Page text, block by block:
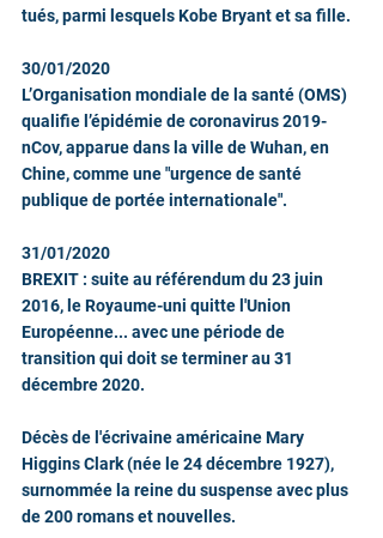
tués, parmi lesquels Kobe Bryant et sa fille.
30/01/2020
L’Organisation mondiale de la santé (OMS)
qualifie l’épidémie de coronavirus 2019-
nCov, apparue dans la ville de Wuhan, en
Chine, comme une "urgence de santé
publique de portée internationale".
31/01/2020
BREXIT : suite au référendum du 23 juin
2016, le Royaume-uni quitte l'Union
Européenne... avec une période de
transition qui doit se terminer au 31
décembre 2020.
Décès de l'écrivaine américaine Mary
Higgins Clark (née le 24 décembre 1927),
surnommée la reine du suspense avec plus
de 200 romans et nouvelles.